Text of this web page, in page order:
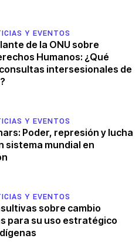
Y EVENTOS
de la ONU sobre
Humanos: ¿Qué
intersesionales de
Y EVENTOS
Poder, represión y lucha
sistema mundial en
Y EVENTOS
sobre cambio
para su uso estratégico